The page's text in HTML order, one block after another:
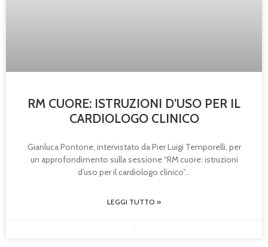
RM CUORE: ISTRUZIONI D’USO PER IL
CARDIOLOGO CLINICO
Gianluca Pontone, intervistato da Pier Luigi Temporelli, per
un approfondimento sulla sessione “RM cuore: istruzioni
d’uso per il cardiologo clinico”
LEGGI TUTTO »